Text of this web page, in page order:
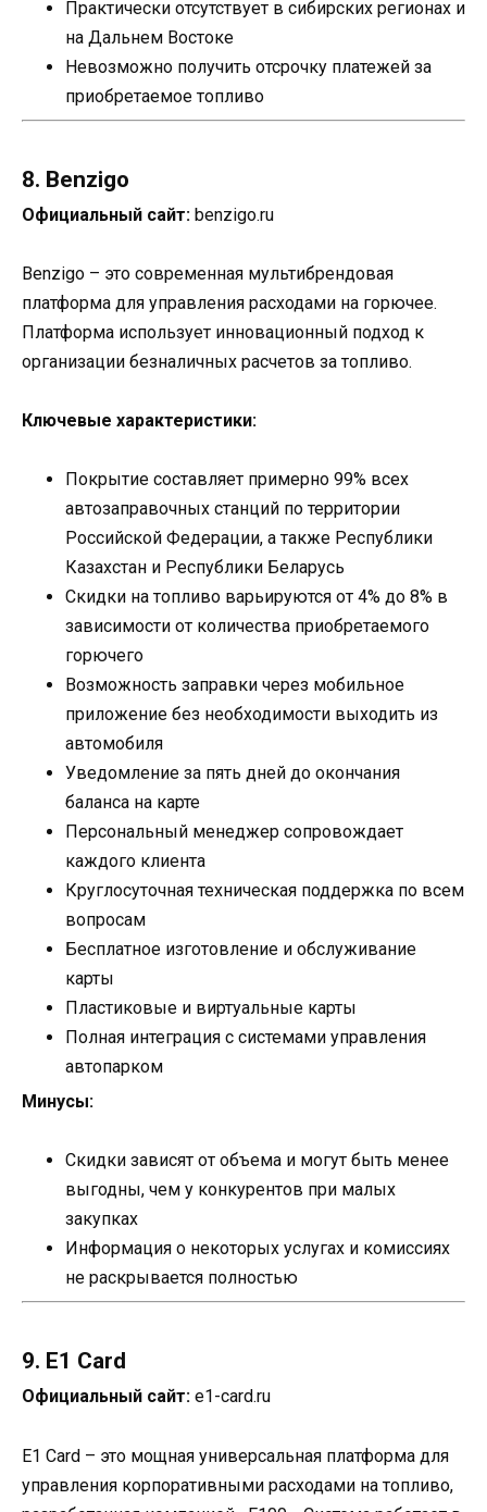
Практически отсутствует в сибирских регионах и
на Дальнем Востоке
Невозможно получить отсрочку платежей за
приобретаемое топливо
8. Benzigo
Официальный сайт: benzigo.ru
Benzigo – это современная мультибрендовая
платформа для управления расходами на горючее.
Платформа использует инновационный подход к
организации безналичных расчетов за топливо.
Ключевые характеристики:
Покрытие составляет примерно 99% всех
автозаправочных станций по территории
Российской Федерации, а также Республики
Казахстан и Республики Беларусь
Скидки на топливо варьируются от 4% до 8% в
зависимости от количества приобретаемого
горючего
Возможность заправки через мобильное
приложение без необходимости выходить из
автомобиля
Уведомление за пять дней до окончания
баланса на карте
Персональный менеджер сопровождает
каждого клиента
Круглосуточная техническая поддержка по всем
вопросам
Бесплатное изготовление и обслуживание
карты
Пластиковые и виртуальные карты
Полная интеграция с системами управления
автопарком
Минусы:
Скидки зависят от объема и могут быть менее
выгодны, чем у конкурентов при малых
закупках
Информация о некоторых услугах и комиссиях
не раскрывается полностью
9. E1 Card
Официальный сайт: e1-card.ru
E1 Card – это мощная универсальная платформа для
управления корпоративными расходами на топливо,